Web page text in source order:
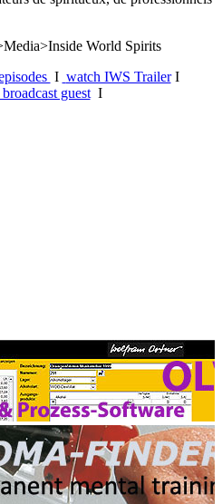
World Spirits
I watch IWS TrailerI
guestI